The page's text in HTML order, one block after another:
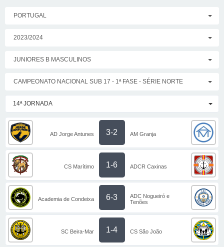
PORTUGAL
2023/2024
JUNIORES B MASCULINOS
CAMPEONATO NACIONAL SUB 17 - 1ª FASE - SÉRIE NORTE
14ª JORNADA
AD Jorge Antunes 3-2 AM Granja
CS Marítimo 1-6 ADCR Caxinas
Academia de Condeixa 6-3
ADC Nogueiró e
Tenões
SC Beira-Mar 1-4 CS São João